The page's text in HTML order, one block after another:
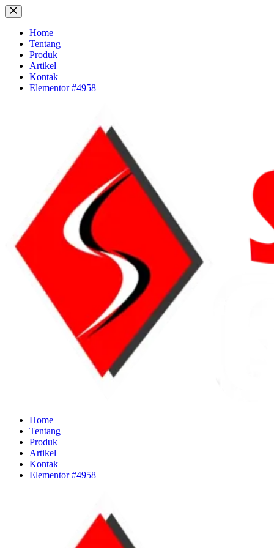
Skip
to
contentHome
Tentang
Produk
Artikel
Kontak
Elementor #4958
Home
Tentang
Produk
Artikel
Kontak
Elementor #4958